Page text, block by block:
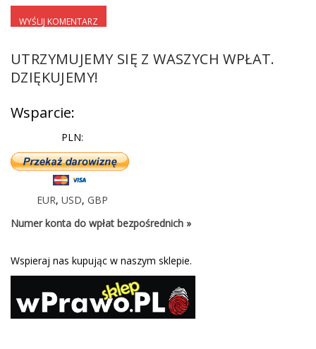
UTRZYMUJEMY SIĘ Z WASZYCH WPŁAT.
DZIĘKUJEMY!
Wsparcie:
PLN:
EUR, USD, GBP
Numer konta do wpłat bezpośrednich »
Wspieraj nas kupując w naszym sklepie.